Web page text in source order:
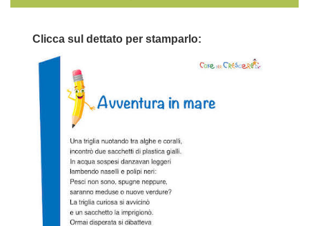
Clicca sul dettato per stamparlo: